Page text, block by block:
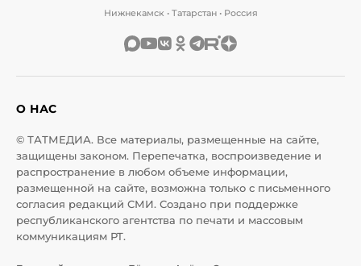
Нижнекамск • Татарстан • Россия
О НАС
© ТАТМЕДИА. Все материалы, размещенные на сайте,
защищены законом. Перепечатка, воспроизведение и
распространение в любом объеме информации,
размещенной на сайте, возможна только с письменного
согласия редакций СМИ. Создано при поддержке
республиканского агентства по печати и массовым
коммуникациям РТ.